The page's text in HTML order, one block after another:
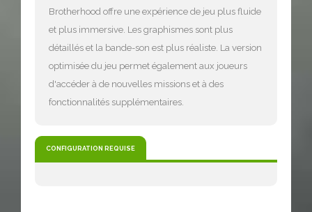
Brotherhood offre une expérience de jeu plus fluide
et plus immersive. Les graphismes sont plus
détaillés et la bande-son est plus réaliste. La version
optimisée du jeu permet également aux joueurs
d'accéder à de nouvelles missions et à des
fonctionnalités supplémentaires.
CONFIGURATION REQUISE